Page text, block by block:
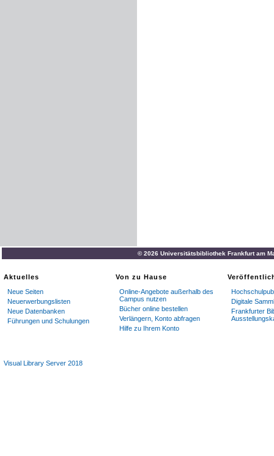
© 2026 Universitätsbibliothek Frankfurt am
Aktuelles
Neue Seiten
Neuerwerbungslisten
Neue Datenbanken
Führungen und Schulungen
Von zu Hause
Online-Angebote außerhalb des
Campus nutzen
Bücher online bestellen
Verlängern, Konto abfragen
Hilfe zu Ihrem Konto
Digitale
Frankfurter
Visual Library Server 2018